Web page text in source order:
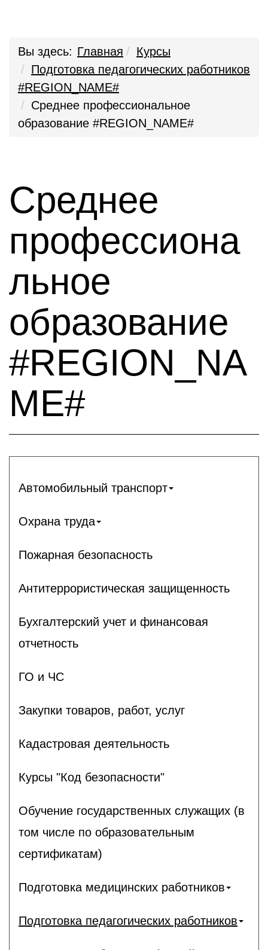
Вы здесь: Главная
Курсы
Подготовка педагогических работников
#REGION_NAME#
Среднее профессиональное
образование #REGION_NAME#
Среднее
профессиона
льное
образование
#REGION_NA
ME#
Автомобильный транспорт
Охрана труда
Пожарная безопасность
Антитеррористическая защищенность
Бухгалтерский учет и финансовая
отчетность
ГО и ЧС
Закупки товаров, работ, услуг
Кадастровая деятельность
Курсы "Код безопасности"
Обучение государственных служащих (в
том числе по образовательным
сертификатам)
Подготовка медицинских работников
Подготовка педагогических работников